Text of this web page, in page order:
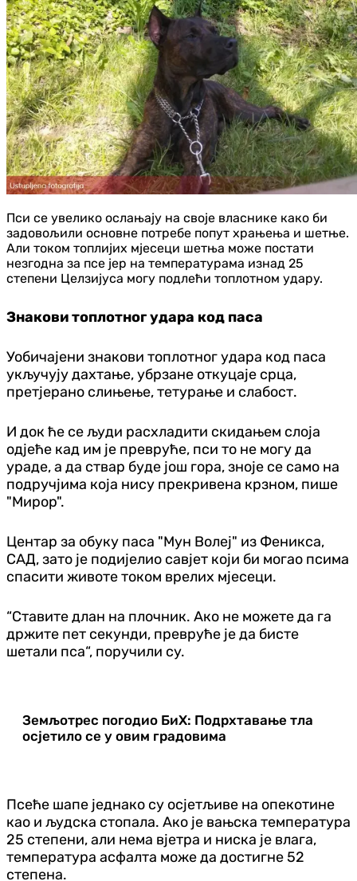
Пси се увелико ослањају на своје власнике како би
задовољили основне потребе попут храњења и шетње.
Али током топлијих мјесеци шетња може постати
незгодна за псе јер на температурама изнад 25
степени Целзијуса могу подлећи топлотном удару.
Знакови топлотног удара код паса
Уобичајени знакови топлотног удара код паса
укључују дахтање, убрзане откуцаје срца,
претјерано слињење, тетурање и слабост.
И док ће се људи расхладити скидањем слоја
одјеће кад им је превруће, пси то не могу да
ураде, а да ствар буде још гора, зноје се само на
подручјима која нису прекривена крзном, пише
"Мирор".
Центар за обуку паса "Мун Волеј" из Феникса,
САД, зато је подијелио савјет који би могао псима
спасити животе током врелих мјесеци.
“Ставите длан на плочник. Ако не можете да га
држите пет секунди, превруће је да бисте
шетали пса“, поручили су.
Земљотрес погодио БиХ: Подрхтавање тла
осјетило се у овим градовима
Псеће шапе једнако су осјетљиве на опекотине
као и људска стопала. Ако је вањска температура
25 степени, али нема вјетра и ниска је влага,
температура асфалта може да достигне 52
степена.